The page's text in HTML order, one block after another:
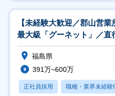
【未経験大歓迎／郡山営
最大級「グーネット」／直
福島県
391万~600万
正社員採用 職種・業界未経験